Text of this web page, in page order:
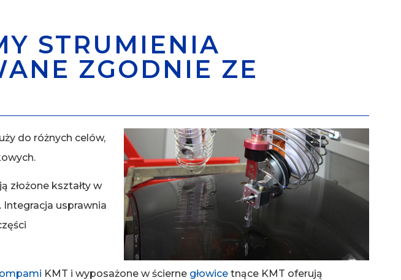
STRUMIENIA
ZGODNIE ZE
do różnych celów,
złożone kształty w
usprawnia
KMT i wyposażone w ścierne głowice tnące KMT oferują